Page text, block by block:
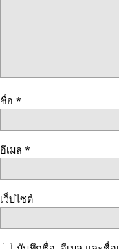
ชื่อ *
อีเมล *
เว็บไซต์